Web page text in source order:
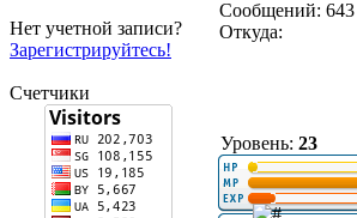
Нет учетной записи?
Зарегистрируйтесь!
Счетчики
Сообщений: 643
Откуда:
Уровень: 23